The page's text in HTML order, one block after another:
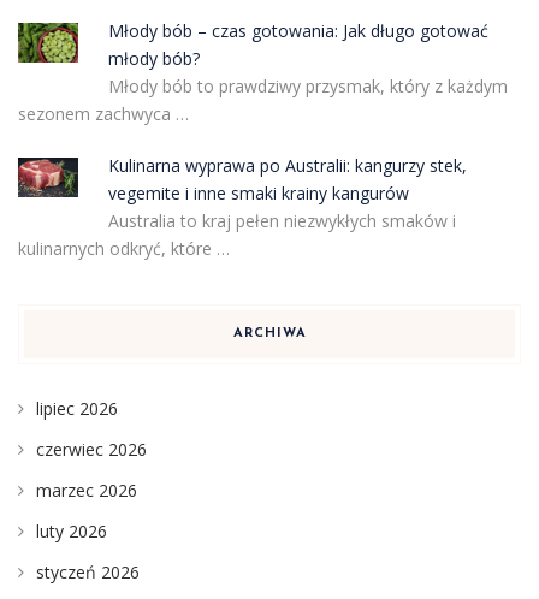
Młody bób – czas gotowania: Jak długo gotować
młody bób?
Młody bób to prawdziwy przysmak, który z każdym
sezonem zachwyca …
Kulinarna wyprawa po Australii: kangurzy stek,
vegemite i inne smaki krainy kangurów
Australia to kraj pełen niezwykłych smaków i
kulinarnych odkryć, które …
ARCHIWA
lipiec 2026
czerwiec 2026
marzec 2026
luty 2026
styczeń 2026